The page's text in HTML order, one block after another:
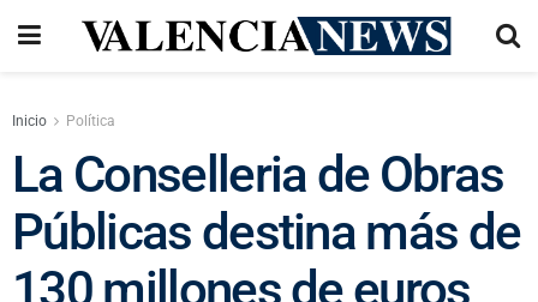
Inicio Política
La Conselleria de Obras
Públicas destina más de
130 millones de euros